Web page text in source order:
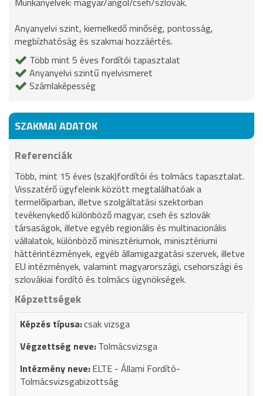
Anyanyelvi szint, kiemelkedő minőség, pontosság,
megbízhatóság és szakmai hozzáértés.
Több mint 5 éves fordítói tapasztalat
Anyanyelvi szintű nyelvismeret
Számlaképesség
SZAKMAI ADATOK
Referenciák
Több, mint 15 éves (szak)fordítói és tolmács tapasztalat.
Visszatérő ügyfeleink között megtalálhatóak a
termelőiparban, illetve szolgáltatási szektorban
tevékenykedő különböző magyar, cseh és szlovák
társaságok, illetve egyéb regionális és multinacionális
vállalatok, különböző minisztériumok, minisztériumi
háttérintézmények, egyéb államigazgatási szervek, illetve
EU intézmények, valamint magyarországi, csehországi és
szlovákiai fordító és tolmács ügynökségek.
Képzettségek
csak vizsga
Tolmácsvizsga
ELTE - Állami Fordító-
Tolmácsvizsgabizottság